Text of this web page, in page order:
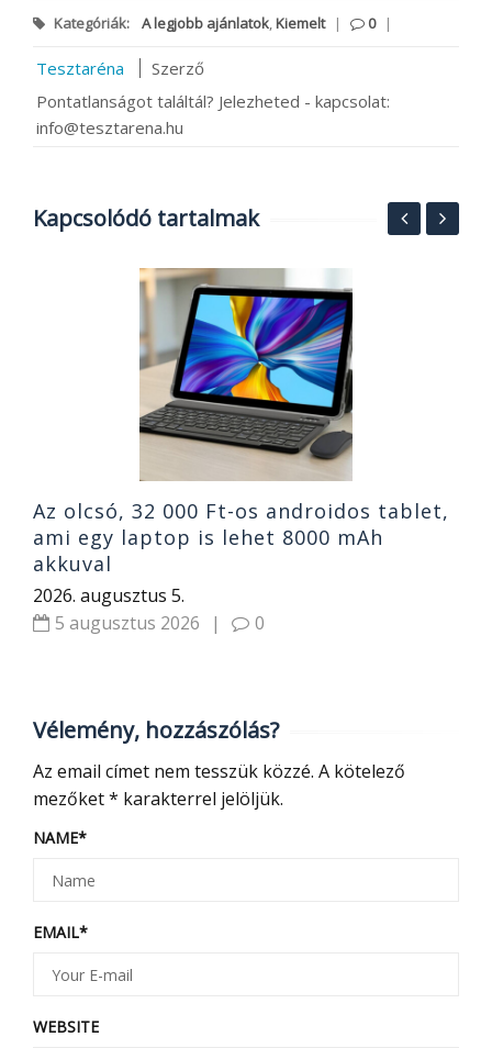
Kategóriák: A legjobb ajánlatok,Kiemelt | 0 |
Tesztaréna
Szerző
Pontatlanságot találtál? Jelezheted - kapcsolat:
info@tesztarena.hu
Kapcsolódó tartalmak
Az olcsó, 32 000 Ft-os androidos tablet,
ami egy laptop is lehet 8000 mAh
akkuval
2026. augusztus 5.
5 augusztus 2026
| 0
Vélemény, hozzászólás?
Az email címet nem tesszük közzé. A kötelező
mezőket* karakterrel jelöljük.
NAME*
EMAIL*
WEBSITE